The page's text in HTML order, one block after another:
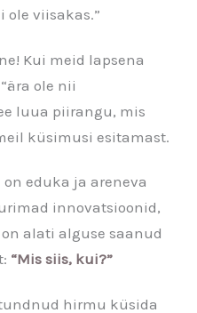
ole viisakas.”
Kui meid lapsena
ole nii
luua piirangu, mis
küsimusi esitamast.
eduka ja areneva
innovatsioonid,
alati alguse saanud
“Mis siis, kui?”
hirmu küsida